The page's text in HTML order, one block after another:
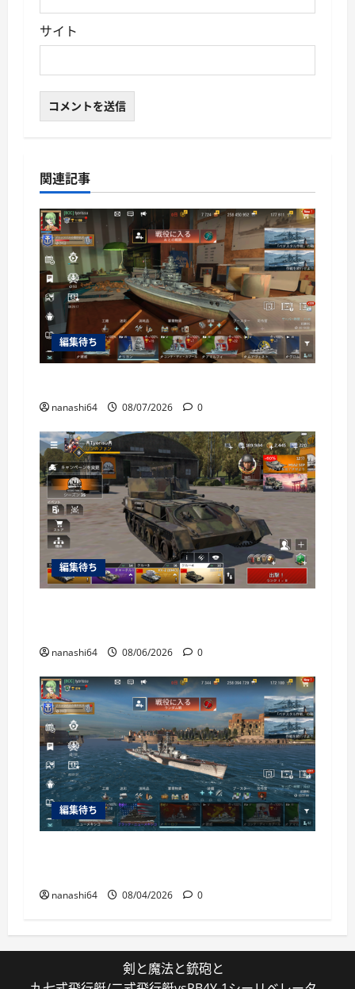
サイト
関連記事
編集待ち
nanashi64 08/07/2026 0
編集待ち
nanashi64 08/06/2026 0
編集待ち
nanashi64 08/04/2026 0
剣と魔法と銃砲と